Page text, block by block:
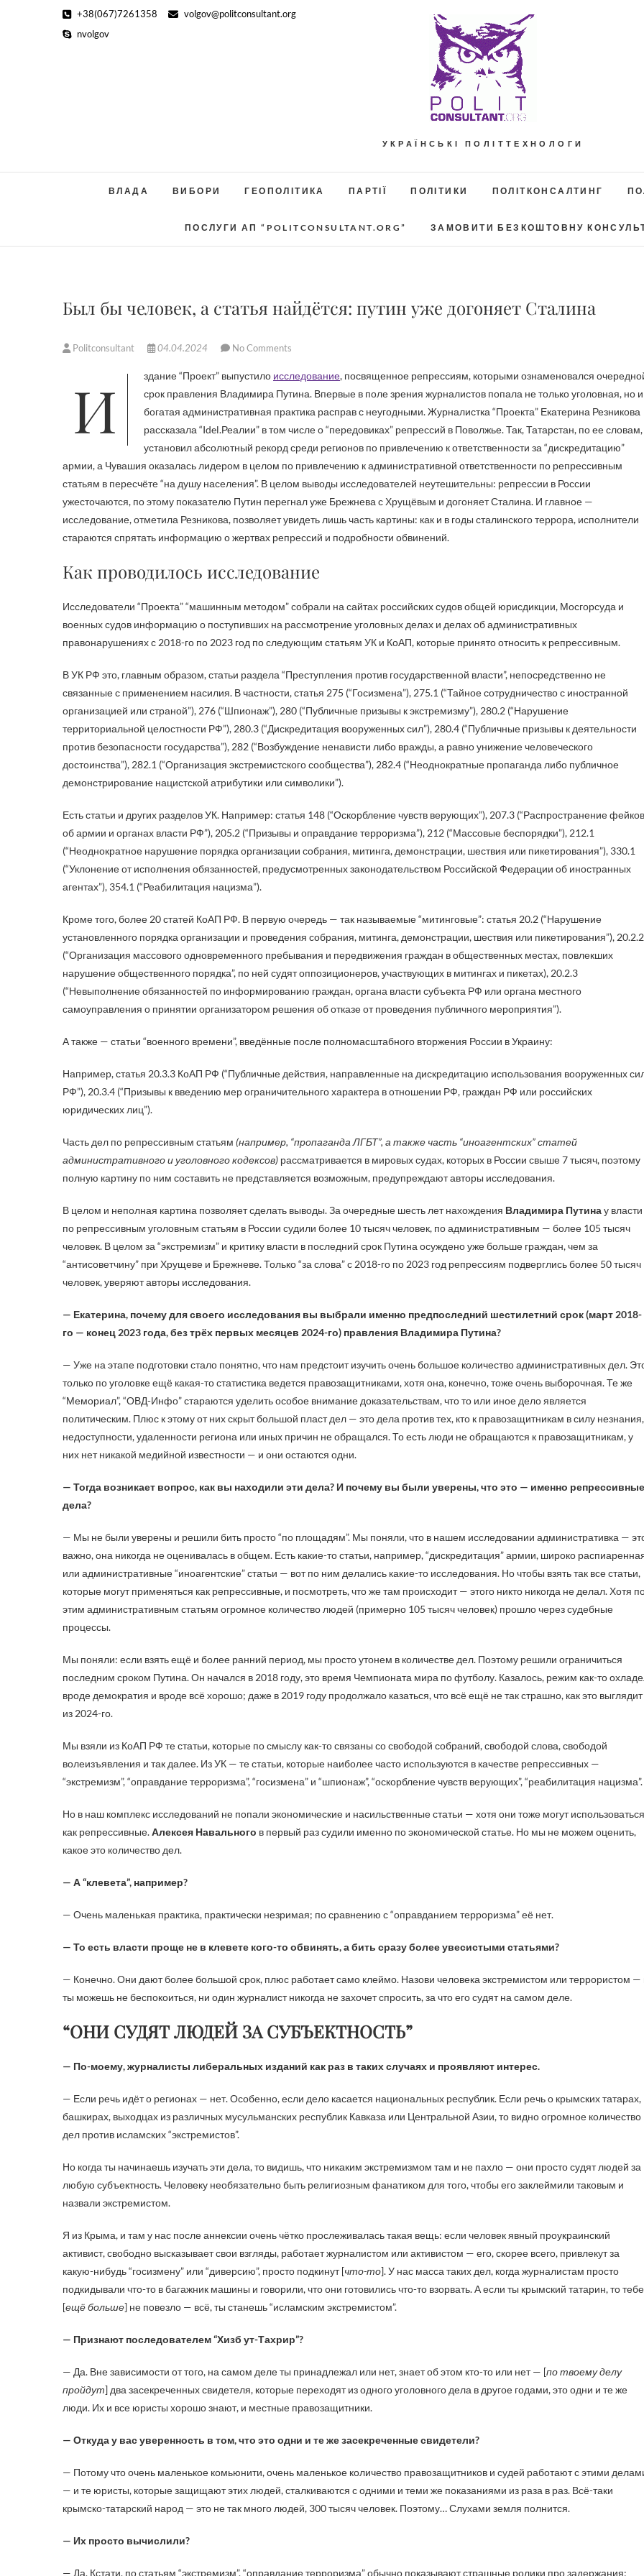
+38(067)7261358
volgov@politconsultant.org
nvolgov
УКРАЇНСЬКІ ПОЛІТТЕХНОЛОГИ
ВЛАДА ВИБОРИ ГЕОПОЛІТИКА ПАРТІЇ ПОЛІТИКИ ПОЛІТКОНСАЛТИНГ
ПОСЛУГИ АП “POLITCONSULTANT.ORG” ЗАМОВИТИ БЕЗКОШТОВНУ
Был бы человек, а статья найдётся: путин уже догоняет Сталина
Politconsultant 04.04.2024 No Comments
Издание “Проект” выпустило исследование, посвященное репрессиям, которыми ознаменовался
срок правления Владимира Путина. Впервые в поле зрения журналистов попала не только уголовная, но и
богатая административная практика расправ с неугодными. Журналистка “Проекта” Екатерина Резникова
рассказала “Idel.Реалии” в том числе о “передовиках” репрессий в Поволжье. Так, Татарстан, по ее словам,
установил абсолютный рекорд среди регионов по привлечению к ответственности за “дискредитацию”
армии, а Чувашия оказалась лидером в целом по привлечению к административной ответственности по репрессивным
статьям в пересчёте “на душу населения”. В целом выводы исследователей неутешительны: репрессии в России
ужесточаются, по этому показателю Путин перегнал уже Брежнева с Хрущёвым и догоняет Сталина. И главное —
исследование, отметила Резникова, позволяет увидеть лишь часть картины: как и в годы сталинского террора, исполнители
стараются спрятать информацию о жертвах репрессий и подробности обвинений.
Как проводилось исследование
Исследователи “Проекта” “машинным методом” собрали на сайтах российских судов общей юрисдикции, Мосгорсуда и
военных судов информацию о поступивших на рассмотрение уголовных делах и делах об административных
правонарушениях с 2018-го по 2023 год по следующим статьям УК и КоАП, которые принято относить к репрессивным.
В УК РФ это, главным образом, статьи раздела “Преступления против государственной власти”, непосредственно не
связанные с применением насилия. В частности, статья 275 (“Госизмена”), 275.1 (“Тайное сотрудничество с иностранной
организацией или страной”), 276 (“Шпионаж”), 280 (“Публичные призывы к экстремизму”), 280.2 (“Нарушение
территориальной целостности РФ”), 280.3 (“Дискредитация вооруженных сил”), 280.4 (“Публичные призывы к деятельности
против безопасности государства”), 282 (“Возбуждение ненависти либо вражды, а равно унижение человеческого
достоинства”), 282.1 (“Организация экстремистского сообщества”), 282.4 (“Неоднократные пропаганда либо публичное
демонстрирование нацистской атрибутики или символики”).
Есть статьи и других разделов УК. Например: статья 148 (“Оскорбление чувств верующих”), 207.3 (“Распространение фейков
об армии и органах власти РФ”), 205.2 (“Призывы и оправдание терроризма”), 212 (“Массовые беспорядки”), 212.1
(“Неоднократное нарушение порядка организации собрания, митинга, демонстрации, шествия или пикетирования”), 330.1
(“Уклонение от исполнения обязанностей, предусмотренных законодательством Российской Федерации об иностранных
агентах”), 354.1 (“Реабилитация нацизма”).
Кроме того, более 20 статей КоАП РФ. В первую очередь — так называемые “митинговые”: статья 20.2 (“Нарушение
установленного порядка организации и проведения собрания, митинга, демонстрации, шествия или пикетирования”), 20.2.2
(“Организация массового одновременного пребывания и передвижения граждан в общественных местах, повлекших
нарушение общественного порядка”, по ней судят оппозиционеров, участвующих в митингах и пикетах), 20.2.3
(“Невыполнение обязанностей по информированию граждан, органа власти субъекта РФ или органа местного
самоуправления о принятии организатором решения об отказе от проведения публичного мероприятия”).
А также — статьи “военного времени”, введённые после полномасштабного вторжения России в Украину:
Например, статья 20.3.3 КоАП РФ (“Публичные действия, направленные на дискредитацию использования вооруженных
РФ”), 20.3.4 (“Призывы к введению мер ограничительного характера в отношении РФ, граждан РФ или российских
юридических лиц”).
Часть дел по репрессивным статьям (например, “пропаганда ЛГБТ”, а также часть “иноагентских” статей
административного и уголовного кодексов) рассматривается в мировых судах, которых в России свыше 7 тысяч, поэтому
полную картину по ним составить не представляется возможным, предупреждают авторы исследования.
В целом и неполная картина позволяет сделать выводы. За очередные шесть лет нахождения Владимира Путинау власти
по репрессивным уголовным статьям в России судили более 10 тысяч человек, по административным — более 105 тысяч
человек. В целом за “экстремизм” и критику власти в последний срок Путина осуждено уже больше граждан, чем за
“антисоветчину” при Хрущеве и Брежневе. Только “за слова” с 2018-го по 2023 год репрессиям подверглись более 50 тысяч
человек, уверяют авторы исследования.
— Екатерина, почему для своего исследования вы выбрали именно предпоследний шестилетний срок (март 2018-
го — конец 2023 года, без трёх первых месяцев 2024-го​) правления Владимира Путина?
— Уже на этапе подготовки стало понятно, что нам предстоит изучить очень большое количество административных дел.
только по уголовке ещё какая-то статистика ведется правозащитниками, хотя она, конечно, тоже очень выборочная. Те же
“Мемориал”, “ОВД-Инфо” стараются уделить особое внимание доказательствам, что то или иное дело является
политическим. Плюс к этому от них скрыт большой пласт дел — это дела против тех, кто к правозащитникам в силу незнания,
недоступности, удаленности региона или иных причин не обращался. То есть люди не обращаются к правозащитникам, у
них нет никакой медийной известности — и они остаются одни.
— Тогда возникает вопрос, как вы находили эти дела? И почему вы были уверены, что это — именно репрессивные
дела?
— Мы не были уверены и решили бить просто “по площадям”. Мы поняли, что в нашем исследовании административка —
важно, она никогда не оценивалась в общем. Есть какие-то статьи, например, “дискредитация” армии, широко
или административные “иноагентские” статьи — вот по ним делались какие-то исследования. Но чтобы взять так все статьи,
которые могут применяться как репрессивные, и посмотреть, что же там происходит — этого никто никогда не делал. Хотя
этим административным статьям огромное количество людей (примерно 105 тысяч человек) прошло через судебные
процессы.
Мы поняли: если взять ещё и более ранний период, мы просто утонем в количестве дел. Поэтому решили ограничиться
последним сроком Путина. Он начался в 2018 году, это время Чемпионата мира по футболу. Казалось, режим как-то
вроде демократия и вроде всё хорошо; даже в 2019 году продолжало казаться, что всё ещё не так страшно, как это выглядит
из 2024-го.
Мы взяли из КоАП РФ те статьи, которые по смыслу как-то связаны со свободой собраний, свободой слова, свободой
волеизъявления и так далее. Из УК — те статьи, которые наиболее часто используются в качестве репрессивных —
“экстремизм”, “оправдание терроризма”, “госизмена” и “шпионаж”, “оскорбление чувств верующих”, “реабилитация нацизма”.
Но в наш комплекс исследований не попали экономические и насильственные статьи — хотя они тоже могут использоваться
как репрессивные.Алексея Навального в первый раз судили именно по экономической статье. Но мы не можем оценить,
какое это количество дел.
— А “клевета”, например?
— Очень маленькая практика, практически незримая; по сравнению с “оправданием терроризма” её нет.
— То есть власти проще не в клевете кого-то обвинять, а бить сразу более увесистыми статьями?
— Конечно. Они дают более большой срок, плюс работает само клеймо. Назови человека экстремистом или террористом —
ты можешь не беспокоиться, ни один журналист никогда не захочет спросить, за что его судят на самом деле.
“ОНИ СУДЯТ ЛЮДЕЙ ЗА СУБЪЕКТНОСТЬ”
— По-моему, журналисты либеральных изданий как раз в таких случаях и проявляют интерес.
— Если речь идёт о регионах — нет. Особенно, если дело касается национальных республик. Если речь о крымских татарах,
башкирах, выходцах из различных мусульманских республик Кавказа или Центральной Азии, то видно огромное количество
дел против исламских “экстремистов”.
Но когда ты начинаешь изучать эти дела, то видишь, что никаким экстремизмом там и не пахло — они просто судят людей за
любую субъектность. Человеку необязательно быть религиозным фанатиком для того, чтобы его заклеймили таковым и
назвали экстремистом.
Я из Крыма, и там у нас после аннексии очень чётко прослеживалась такая вещь: если человек явный проукраинский
активист, свободно высказывает свои взгляды, работает журналистом или активистом — его, скорее всего, привлекут за
какую-нибудь “госизмену” или “диверсию”, просто подкинут [что-то]. У нас масса таких дел, когда журналистам просто
подкидывали что-то в багажник машины и говорили, что они готовились что-то взорвать. А если ты крымский татарин, то тебе
[ещё больше] не повезло — всё, ты станешь “исламским экстремистом”.
— Признают последователем “Хизб ут-Тахрир”?
— Да. Вне зависимости от того, на самом деле ты принадлежал или нет, знает об этом кто-то или нет — [по твоему делу
пройдут] два засекреченных свидетеля, которые переходят из одного уголовного дела в другое годами, это одни и те же
люди. Их и все юристы хорошо знают, и местные правозащитники.
— Откуда у вас уверенность в том, что это одни и те же засекреченные свидетели?
— Потому что очень маленькое комьюнити, очень маленькое количество правозащитников и судей работают с этими
— и те юристы, которые защищают этих людей, сталкиваются с одними и теми же показаниями из раза в раз. Всё-таки
крымско-татарский народ — это не так много людей, 300 тысяч человек. Поэтому… Слухами земля полнится.
— Их просто вычислили?
— Да. Кстати, по статьям “экстремизм”, “оправдание терроризма” обычно показывают страшные ролики про задержания: